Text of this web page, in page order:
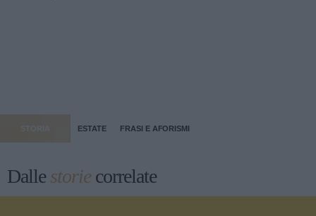
STORIA ESTATE FRASI E AFORISMI
Dallestoriecorrelate